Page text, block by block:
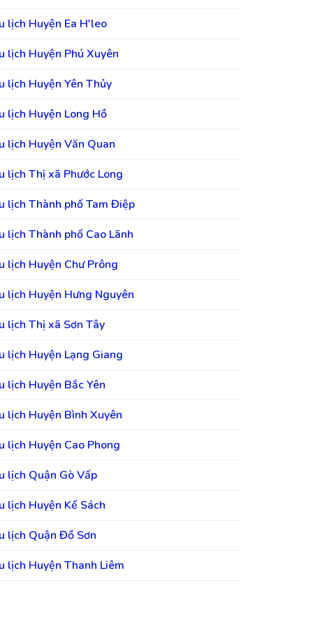
lịch Huyện Ea H'leo
lịch Huyện Phú Xuyên
lịch Huyện Yên Thủy
lịch Huyện Long Hồ
lịch Huyện Văn Quan
lịch Thị xã Phước Long
lịch Thành phố Tam Điệp
lịch Thành phố Cao Lãnh
lịch Huyện Chư Prông
lịch Huyện Hưng Nguyên
lịch Thị xã Sơn Tây
lịch Huyện Lạng Giang
lịch Huyện Bắc Yên
lịch Huyện Bình Xuyên
lịch Huyện Cao Phong
lịch Quận Gò Vấp
lịch Huyện Kế Sách
lịch Quận Đồ Sơn
lịch Huyện Thanh Liêm